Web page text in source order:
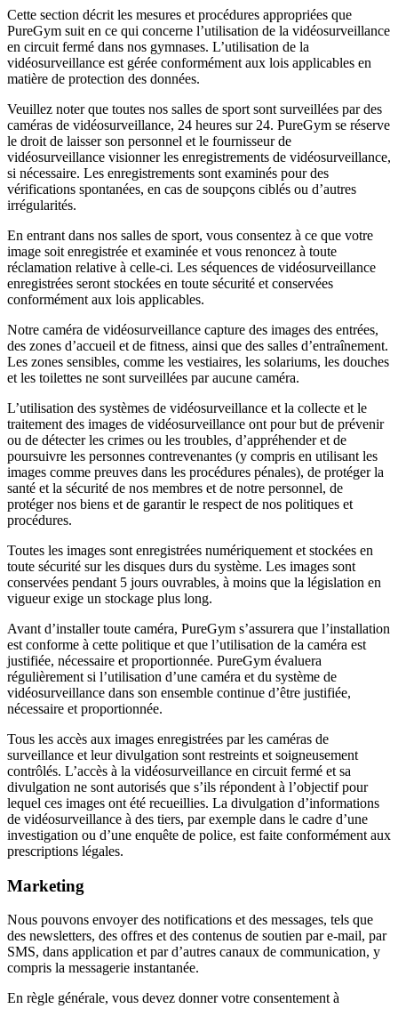
Cette section décrit les mesures et procédures appropriées que
PureGym suit en ce qui concerne l’utilisation de la vidéosurveillance
en circuit fermé dans nos gymnases. L’utilisation de la
vidéosurveillance est gérée conformément aux lois applicables en
matière de protection des données.
Veuillez noter que toutes nos salles de sport sont surveillées par des
caméras de vidéosurveillance, 24 heures sur 24. PureGym se réserve
le droit de laisser son personnel et le fournisseur de
vidéosurveillance visionner les enregistrements de vidéosurveillance,
si nécessaire. Les enregistrements sont examinés pour des
vérifications spontanées, en cas de soupçons ciblés ou d’autres
irrégularités.
En entrant dans nos salles de sport, vous consentez à ce que votre
image soit enregistrée et examinée et vous renoncez à toute
réclamation relative à celle-ci. Les séquences de vidéosurveillance
enregistrées seront stockées en toute sécurité et conservées
conformément aux lois applicables.
Notre caméra de vidéosurveillance capture des images des entrées,
des zones d’accueil et de fitness, ainsi que des salles d’entraînement.
Les zones sensibles, comme les vestiaires, les solariums, les douches
et les toilettes ne sont surveillées par aucune caméra.
L’utilisation des systèmes de vidéosurveillance et la collecte et le
traitement des images de vidéosurveillance ont pour but de prévenir
ou de détecter les crimes ou les troubles, d’appréhender et de
poursuivre les personnes contrevenantes (y compris en utilisant les
images comme preuves dans les procédures pénales), de protéger la
santé et la sécurité de nos membres et de notre personnel, de
protéger nos biens et de garantir le respect de nos politiques et
procédures.
Toutes les images sont enregistrées numériquement et stockées en
toute sécurité sur les disques durs du système. Les images sont
conservées pendant 5 jours ouvrables, à moins que la législation en
vigueur exige un stockage plus long.
Avant d’installer toute caméra, PureGym s’assurera que l’installation
est conforme à cette politique et que l’utilisation de la caméra est
justifiée, nécessaire et proportionnée. PureGym évaluera
régulièrement si l’utilisation d’une caméra et du système de
vidéosurveillance dans son ensemble continue d’être justifiée,
nécessaire et proportionnée.
Tous les accès aux images enregistrées par les caméras de
surveillance et leur divulgation sont restreints et soigneusement
contrôlés. L’accès à la vidéosurveillance en circuit fermé et sa
divulgation ne sont autorisés que s’ils répondent à l’objectif pour
lequel ces images ont été recueillies. La divulgation d’informations
de vidéosurveillance à des tiers, par exemple dans le cadre d’une
investigation ou d’une enquête de police, est faite conformément aux
prescriptions légales.
Marketing
Nous pouvons envoyer des notifications et des messages, tels que
des newsletters, des offres et des contenus de soutien par e-mail, par
SMS, dans application et par d’autres canaux de communication, y
compris la messagerie instantanée.
En règle générale, vous devez donner votre consentement à